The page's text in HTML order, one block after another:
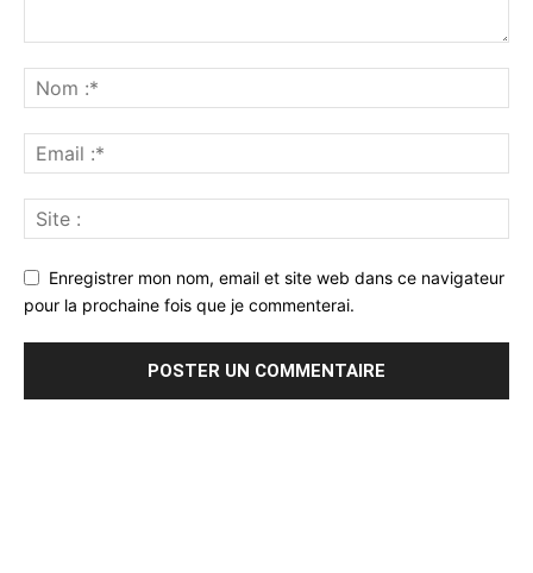
Enregistrer mon nom, email et site web dans ce navigateur
pour la prochaine fois que je commenterai.